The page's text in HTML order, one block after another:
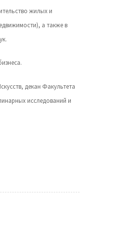
жилых и
а также в
декан Факультета
исследований и